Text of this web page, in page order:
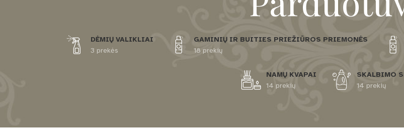
DĖMIŲ VALIKLIAI
3 prekės
GAMINIŲ IR BUITIES PRIEŽIŪROS PRIEMONĖS
18 prekių
NAMŲ KVAPAI
14 prekių
SKALBIMO
14 prekių